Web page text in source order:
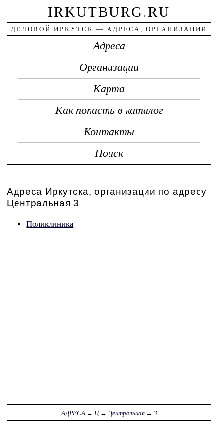
IRKUTBURG.RU
ДЕЛОВОЙ ИРКУТСК — АДРЕСА, ОРГАНИЗАЦИИ
Адреса
Организации
Карта
Как попасть в каталог
Контакты
Поиск
Адреса Иркутска, организации по адресу
Центральная 3
Поликлиника
АДРЕСА → Ц→ Центральная→ 3